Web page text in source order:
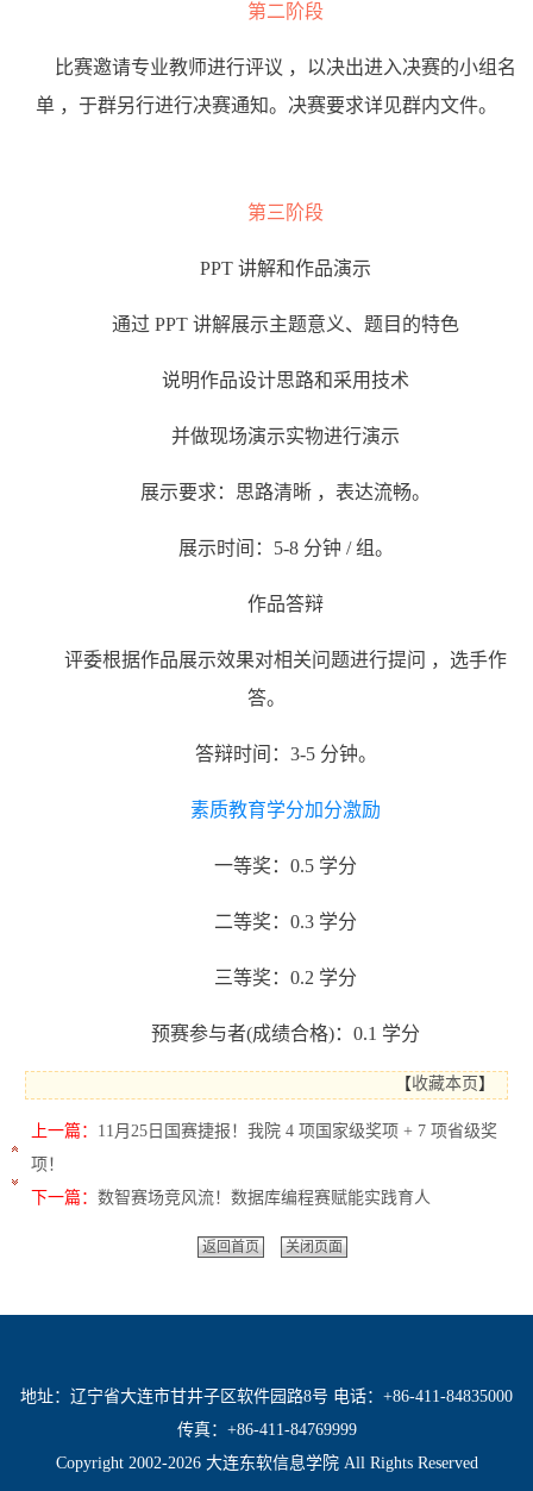
第二阶段
比赛邀请专业教师进行评议 ，以决出进入决赛的小组名
单 ，于群另行进行决赛通知。决赛要求详见群内文件。
第三阶段
PPT 讲解和作品演⽰
通过 PPT 讲解展⽰主题意义、题目的特色
说明作品设计思路和采用技术
并做现场演⽰实物进行演⽰
展⽰要求：思路清晰 ，表达流畅。
展⽰时间： 5-8 分钟 / 组。
作品答辩
评委根据作品展⽰效果对相关问题进行提问 ，选手作
答。
答辩时间： 3-5 分钟。
素质教育学分加分激励
一等奖： 0.5 学分
二等奖： 0.3 学分
三等奖： 0.2 学分
预赛参与者(成绩合格)： 0.1 学分
【收藏本页 】
上一篇： 11月25日国赛捷报！我院 4 项国家级奖项 + 7 项省级奖
项！
下一篇： 数智赛场竞风流！数据库编程赛赋能实践育人
返回首页 关闭页面
地址：辽宁省大连市甘井子区软件园路8号 电话：+86-411-84835000
传真：+86-411-84769999
Copyright 2002-2026 大连东软信息学院 All Rights Reserved